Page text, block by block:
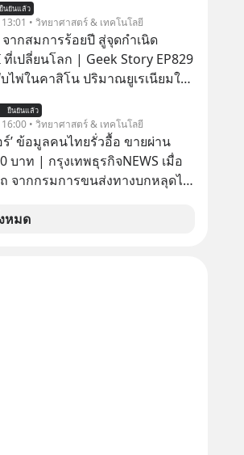
ยันหุ่นยนต์ ✅ได้การรับยกเว้น
ตามกฎหมายภาษีของ
ยืนยันแล้ว
13:01 • วิทยาศาสตร์ & เทคโนโลยี
ากสมการร้อยปี สู่จุดกำเนิด
เปลี่ยนโลก | Geek Story EP829
ไพ่ในคาสิโน ปริมาณยูเรเนียมใน
Yahoo และความฉลาดของ AI
น? เชื่อหรือไม่ว่า สิ่ง
ดนี้ ล้วนมีจุดเริ่มต้นมาจาก “การ
นักคณิตศาสตร์ชาวรัสเซียสองคน
าไร้
ะโยชน์ สู่รากฐานของเทคโนโลยี
ลลาร์ จุดกำเนิดของสมการนี้เกิด
ยืนยันแล้ว
16:00 • วิทยาศาสตร์ & เทคโนโลยี
ร์’ ข้อมูลคนไทยรั่วอื้อ ขายผ่าน
บาท | กรุงเทพธุรกิจNEWS เมื่อ
จากกรมการขนส่งทางบกหลุดไป
ำยังไงต่อ?
หมด